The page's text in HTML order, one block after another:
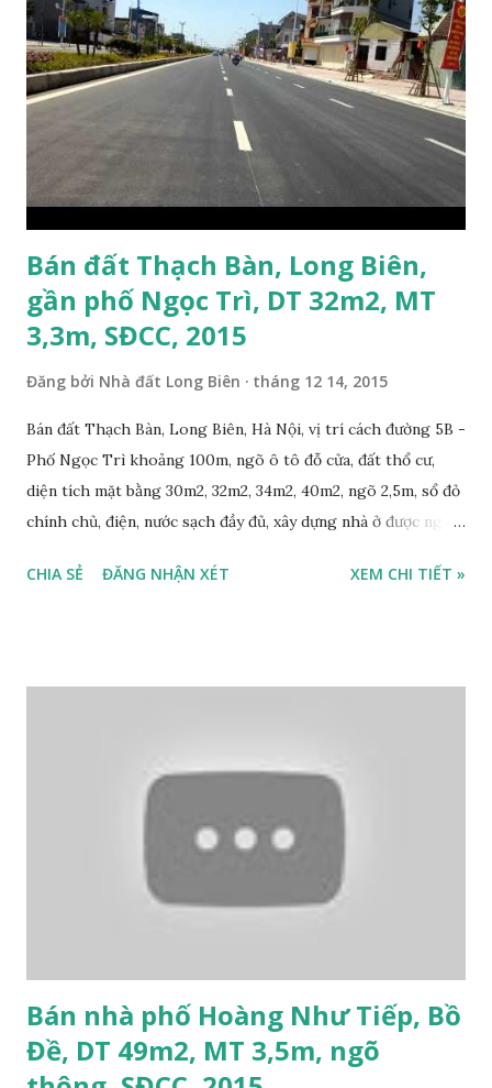
trung gian & Quảng cáo trực tuyến
Bán đất Thạch Bàn, Long Biên,
gần phố Ngọc Trì, DT 32m2, MT
3,3m, SĐCC, 2015
Đăng bởi Nhà đất Long Biên tháng 12 14, 2015
Bán đất Thạch Bàn, Long Biên, Hà Nội, vị trí cách đường 5B -
Phố Ngọc Trì khoảng 100m, ngõ ô tô đỗ cửa, đất thổ cư,
diện tích mặt bằng 30m2, 32m2, 34m2, 40m2, ngõ 2,5m, sổ đỏ
chính chủ, điện, nước sạch đầy đủ, xây dựng nhà ở được ngay,
Miễn trung gian & Quảng cáo trực tuyến. Phố Ngọc Trì,
CHIA SẺ ĐĂNG NHẬN XÉT XEM CHI TIẾT »
Bán nhà phố Hoàng Như Tiếp, Bồ
Đề, DT 49m2, MT 3,5m, ngõ